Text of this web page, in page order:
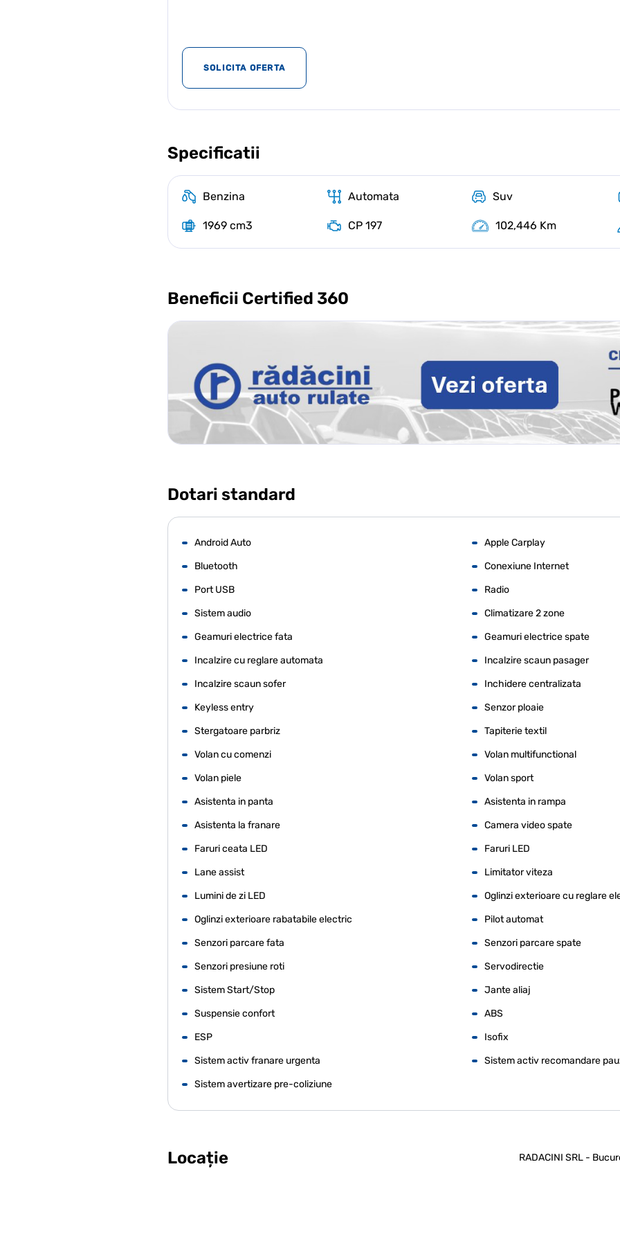
SOLICITA OFERTA
Specificatii
Benzina Automata Suv
1969 cm3 CP 197 102,446 Km
Beneficii Certified 360
Dotari standard
Android Auto
Apple Carplay
Bluetooth
Conexiune Internet
Port USB
Radio
Sistem audio
Climatizare 2 zone
Geamuri electrice fata
Geamuri electrice spate
Incalzire cu reglare automata
Incalzire scaun pasager
Incalzire scaun sofer
Inchidere centralizata
Keyless entry
Senzor ploaie
Stergatoare parbriz
Tapiterie textil
Volan cu comenzi
Volan multifunctional
Volan piele
Volan sport
Asistenta in panta
Asistenta in rampa
Asistenta la franare
Camera video spate
Faruri ceata LED
Faruri LED
Lane assist
Limitator viteza
Lumini de zi LED
Oglinzi exterioare cu reglare
Oglinzi exterioare rabatabile electric
Pilot automat
Senzori parcare fata
Senzori parcare spate
Senzori presiune roti
Servodirectie
Sistem Start/Stop
Jante aliaj
Suspensie confort
ABS
ESP
Isofix
Sistem activ franare urgenta
Sistem activ recomandare
Sistem avertizare pre-coliziune
Locație RADACINI SRL -